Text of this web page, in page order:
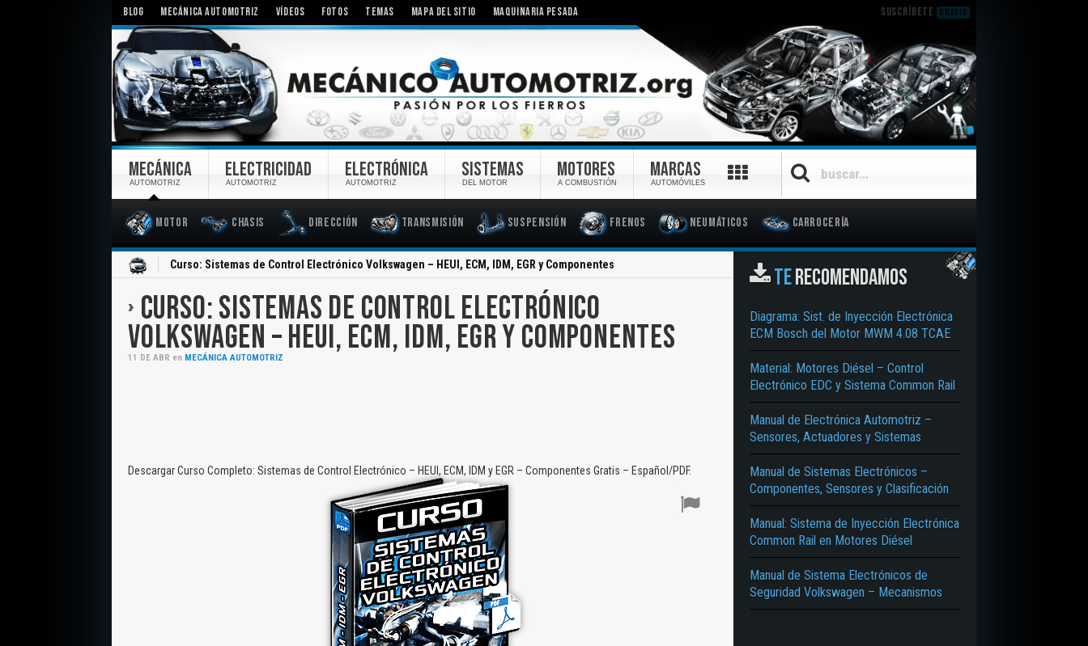
BLOG MECÁNICA AUTOMOTRIZ VÍDEOS FOTOS TEMAS MAPA DEL SITIO MAQUINARIA PESADA SUSCRÍBETE GRATIS
MECÁNICA
AUTOMOTRIZ
Motor Chasis Dirección Transmisión Suspensión Frenos Neumáticos Carrocería
ELECTRICIDAD
AUTOMOTRIZ
ELECTRÓNICA
AUTOMOTRIZ
SISTEMAS
DEL MOTOR
MOTORES
A COMBUSTIÓN
MARCAS
AUTOMÓVILES
Curso: Sistemas de Control Electrónico Volkswagen – HEUI, ECM, IDM, EGR y Componentes
CURSO: SISTEMAS DE CONTROL ELECTRÓNICO
VOLKSWAGEN – HEUI, ECM, IDM, EGR Y COMPONENTES
11 DE ABR en MECÁNICA AUTOMOTRIZ
Descargar Curso Completo: Sistemas de Control Electrónico – HEUI, ECM, IDM y EGR – Componentes Gratis – Español/PDF.
TERECOMENDAMOS
Diagrama: Sist. de Inyección Electrónica
ECM Bosch del Motor MWM 4.08 TCAE
Material: Motores Diésel – Control
Electrónico EDC y Sistema Common Rail
Manual de Electrónica Automotriz –
Sensores, Actuadores y Sistemas
Manual de Sistemas Electrónicos –
Componentes, Sensores y Clasificación
Manual: Sistema de Inyección Electrónica
Common Rail en Motores Diésel
Manual de Sistema Electrónicos de
Seguridad Volkswagen – Mecanismos